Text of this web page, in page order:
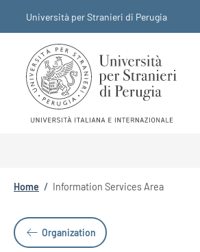
Università per Stranieri di Perugia
Breadcrumb
Home / Information Services Area
Organization